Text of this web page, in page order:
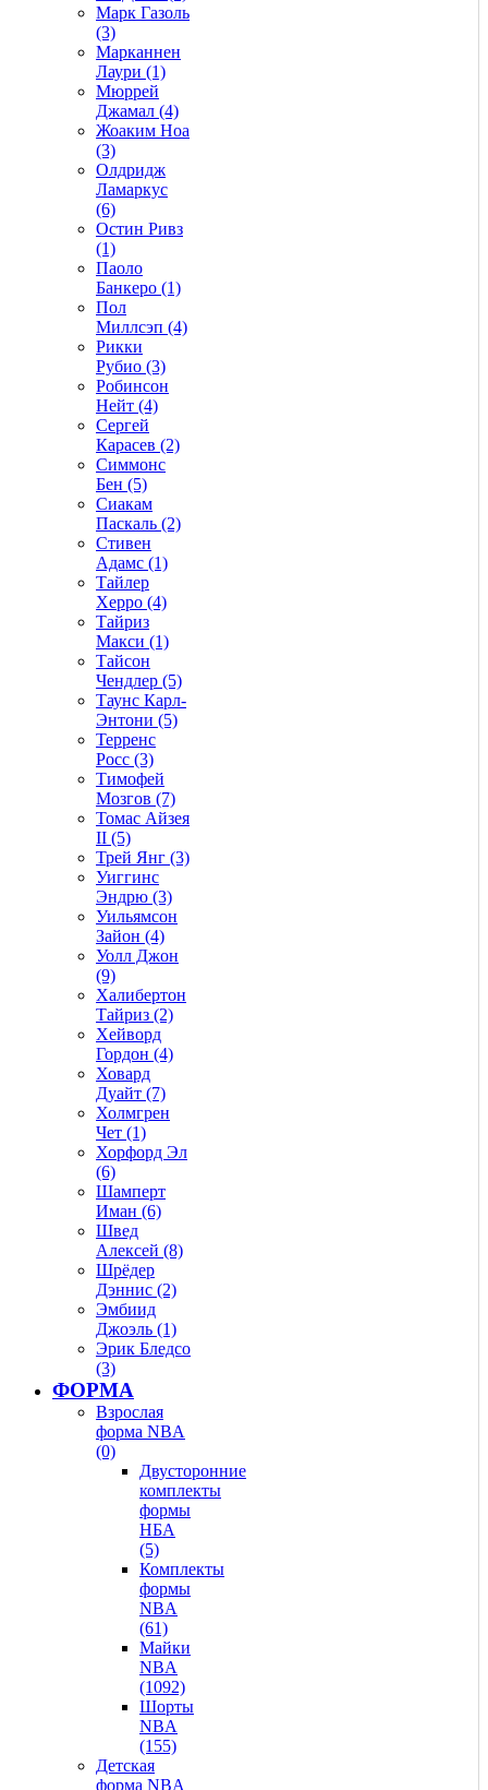
Марк Газоль
(3)
Марканнен
Лаури (1)
Мюррей
Джамал (4)
Жоаким Ноа
(3)
Олдридж
Ламаркус
(6)
Остин Ривз
(1)
Паоло
Банкеро (1)
Пол
Миллсэп (4)
Рикки
Рубио (3)
Робинсон
Нейт (4)
Сергей
Карасев (2)
Симмонс
Бен (5)
Сиакам
Паскаль (2)
Стивен
Адамс (1)
Тайлер
Херро (4)
Тайриз
Макси (1)
Тайсон
Чендлер (5)
Таунс Карл-
Энтони (5)
Терренс
Росс (3)
Тимофей
Мозгов (7)
Томас Айзея
II (5)
Трей Янг (3)
Уиггинс
Эндрю (3)
Уильямсон
Зайон (4)
Уолл Джон
(9)
Халибертон
Тайриз (2)
Хейворд
Гордон (4)
Ховард
Дуайт (7)
Холмгрен
Чет (1)
Хорфорд Эл
(6)
Шамперт
Иман (6)
Швед
Алексей (8)
Шрёдер
Дэннис (2)
Эмбиид
Джоэль (1)
Эрик Бледсо
(3)
ФОРМА
Взрослая
форма NBA
(0)
Двусторонние
комплекты
формы
НБА
(5)
Комплекты
формы
NBA
(61)
Майки
NBA
(1092)
Шорты
NBA
(155)
Детская
форма NBA